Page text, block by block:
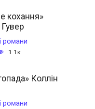
кохання»
романи
1.1к.
Коллін
романи